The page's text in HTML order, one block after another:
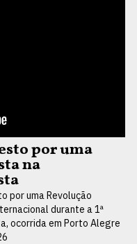
por uma
na
por uma Revolução
durante a 1ª
ocorrida em Porto Alegre